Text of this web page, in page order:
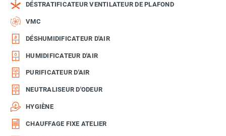
DÉSTRATIFICATEUR VENTILATEUR DE PLAFOND
VMC
DÉSHUMIDIFICATEUR D'AIR
HUMIDIFICATEUR D'AIR
PURIFICATEUR D'AIR
NEUTRALISEUR D'ODEUR
HYGIÈNE
CHAUFFAGE FIXE ATELIER